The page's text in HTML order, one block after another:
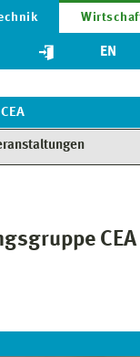
EN
CEA